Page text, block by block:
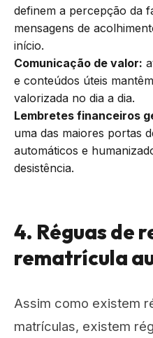
definem a percepção da
mensagens de
início.
Comunicação de valor:
e conteúdos úteis
valorizada no dia a dia.
Lembretes financeiros
uma das maiores portas
automáticos e
desistência.
4. Réguas de
rematrícula
Assim como existem
matrículas, existem